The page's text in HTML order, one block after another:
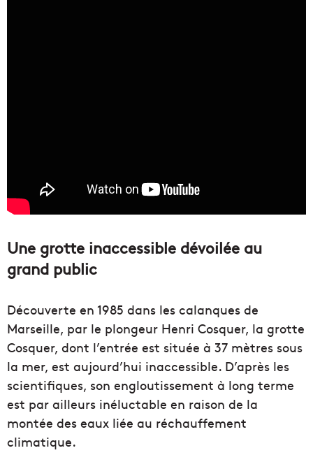
Une grotte inaccessible dévoilée au
grand public
Découverte en 1985 dans les calanques de
Marseille, par le plongeur Henri Cosquer, la grotte
Cosquer, dont l’entrée est située à 37 mètres sous
la mer, est aujourd’hui inaccessible. D’après les
scientifiques, son engloutissement à long terme
est par ailleurs inéluctable en raison de la
montée des eaux liée au réchauffement
climatique.